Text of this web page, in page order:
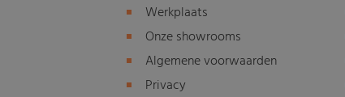
Werkplaats
Onze showrooms
Algemene voorwaarden
Privacy